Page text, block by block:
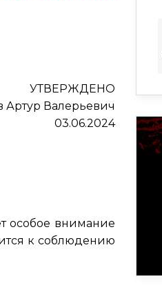
УТВЕРЖДЕНО
Валерьевич
03.06.2024
особое внимание
к соблюдению